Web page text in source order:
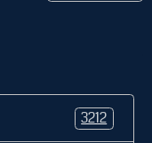
3212